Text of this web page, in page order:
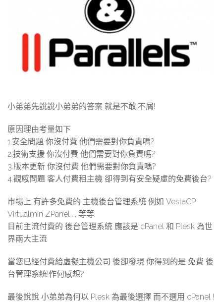
小弟弟先說說小弟弟的答案 就是不敢!不屑!
原因理由考量如下
1.安全問題 你沒付費 他們需要對你負責嗎?
2.技術支援 你沒付費 他們需要對你負責嗎?
3.版本更新 你沒付費 他們需要對你負責嗎?
4.觀感問題 客人付費租主機 卻得到有安全疑慮的免費後台?
市場上 有許多免費的 主機後台管理系統 例如 VestaCP
Virtualmin ZPanel ... 等等.
目前主流付費的 後台管理系統 應該是 cPanel 和 Plesk 為世
界兩大主流
當您已經付費給虛擬主機公司 後卻發現 你得到的是 免費 後
台管理系統!作何感想?
最後說說 小弟弟為何以 Plesk 為最後選擇 而不選用 cPanel !